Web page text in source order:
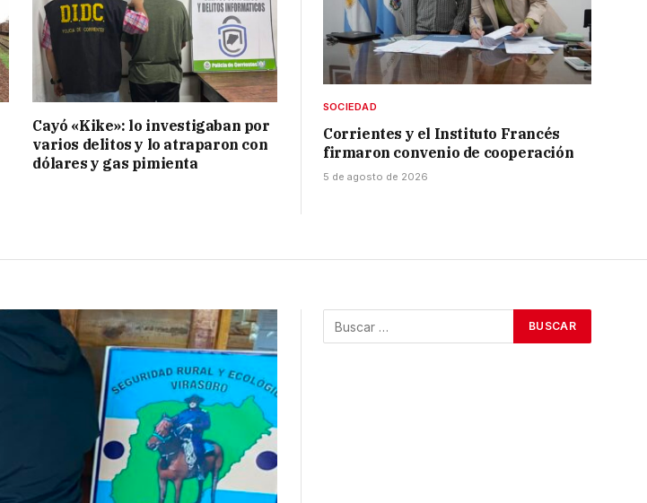
Cayó «Kike»: lo investigaban por
varios delitos y lo atraparon con
dólares y gas pimienta
SOCIEDAD
Corrientes y el Instituto Francés
firmaron convenio de cooperación
5 de agosto de 2026